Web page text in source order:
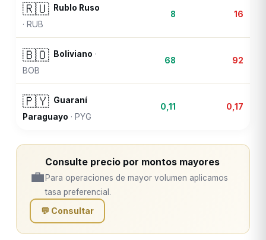
🇷🇺
Rublo Ruso
· RUB
8 16
🇧🇴 Boliviano ·
BOB
68 92
🇵🇾 Guaraní
Paraguayo · PYG
0,11 0,17
💼
Consulte precio por montos mayores
Para operaciones de mayor volumen aplicamos
tasa preferencial.
💬 Consultar